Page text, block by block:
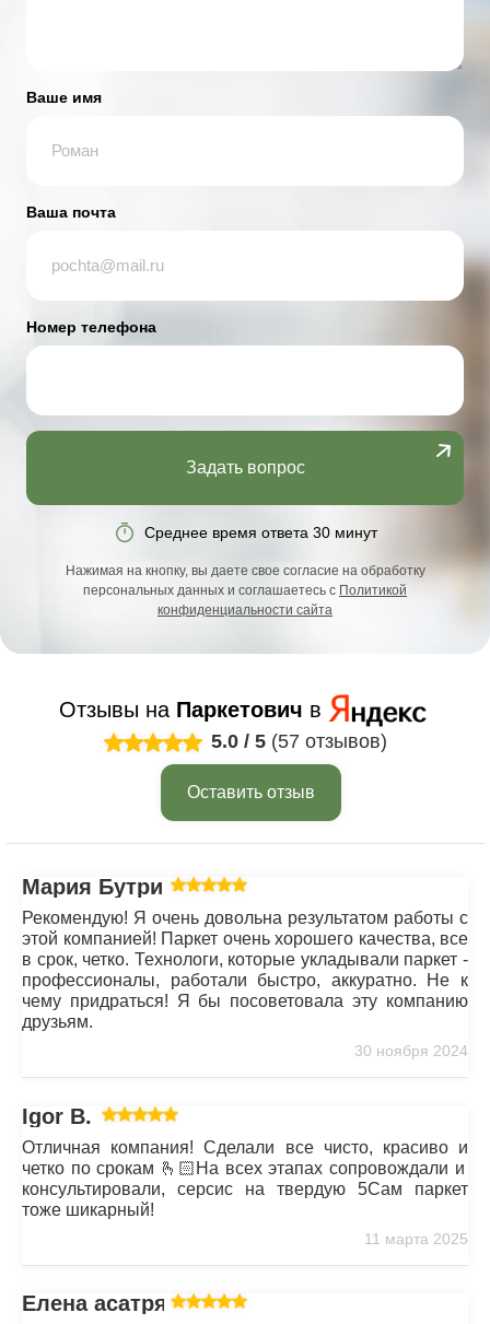
Ваше имя
Ваша почта
Номер телефона
Задать вопрос
Среднее время ответа 30 минут
Нажимая на кнопку, вы даете свое согласие на обработку
персональных данных и соглашаетесь с Политикой
конфиденциальности сайта
Отзывы на Паркетович в
5.0 / 5 (57 отзывов)
Оставить отзыв
Мария Бутрим
Рекомендую! Я очень довольна результатом работы с
этой компанией! Паркет очень хорошего качества, все
в срок, четко. Технологи, которые укладывали паркет -
профессионалы, работали быстро, аккуратно. Не к
чему придраться! Я бы посоветовала эту компанию
друзьям.
30 ноября 2024
Igor B.
Отличная компания! Сделали все чисто, красиво и
четко по срокам 🫰🏻На всех этапах сопровождали и
консультировали, серсис на твердую 5Сам паркет
тоже шикарный!
11 марта 2025
Елена асатрян